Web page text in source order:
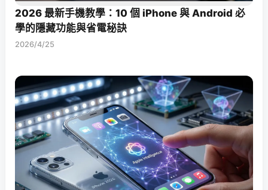
2026 最新手機教學：10 個 iPhone 與 Android 必
學的隱藏功能與省電秘訣
2026/4/25